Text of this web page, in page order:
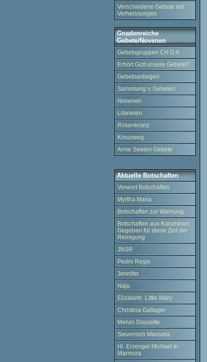
Verschiedene Gebete mit
Verheissungen
Gnadenreiche
Gebete/Novenen
Gebetsgruppen CH D A
Erhört Gott unsere Gebete?
Gebetsanliegen
Sammlung v. Gebeten
Novenen
Litaneien
Rosenkranz
Kreuzweg
Arme Seelen Gebete
Aktuelle Botschaften
Vorwort Botschaften
Myrtha Maria
Botschaften zur Warnung
Botschaften aus Kolumbien.
Gegeben für diese Zeit der
Reinigung
JNSR
Pedro Regis
Jennifer
Naju
Elizabeth Little Mary
Christina Gallager
Melvin Doucette
Sievernich Manuela
Hl. Erzengel Michael in
Marmora